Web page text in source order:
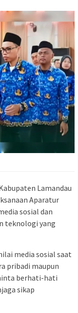
Lamandau
Aparatur
sosial dan
teknologi yang
media sosial saat
pribadi maupun
berhati-hati
sikap